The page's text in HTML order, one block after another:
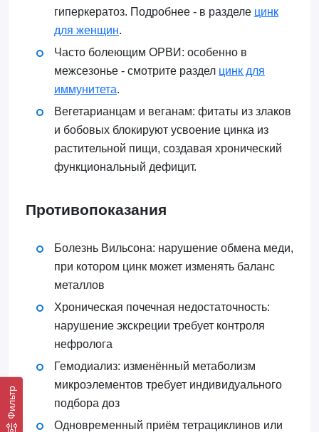
Фильтр
гиперкератоз. Подробнее - в разделе цинк
для женщин.
Часто болеющим ОРВИ: особенно в
межсезонье - смотрите раздел цинк для
иммунитета.
Вегетарианцам и веганам: фитаты из злаков
и бобовых блокируют усвоение цинка из
растительной пищи, создавая хронический
функциональный дефицит.
Противопоказания
Болезнь Вильсона: нарушение обмена меди,
при котором цинк может изменять баланс
металлов
Хроническая почечная недостаточность:
нарушение экскреции требует контроля
нефролога
Гемодиализ: изменённый метаболизм
микроэлементов требует индивидуального
подбора доз
Одновременный приём тетрациклинов или